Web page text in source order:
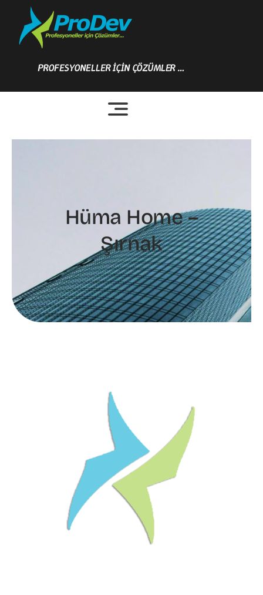
content
PROFESYONELLER İÇİN ÇÖZÜMLER …
Hüma Home –
Şırnak